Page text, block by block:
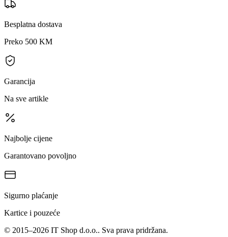
Besplatna dostava
Preko 500 KM
Garancija
Na sve artikle
Najbolje cijene
Garantovano povoljno
Sigurno plaćanje
Kartice i pouzeće
© 2015–2026 IT Shop d.o.o.. Sva prava pridržana.